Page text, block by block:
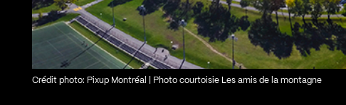
Crédit photo: Pixup Montréal | Photo courtoisie Les amis de la montagne